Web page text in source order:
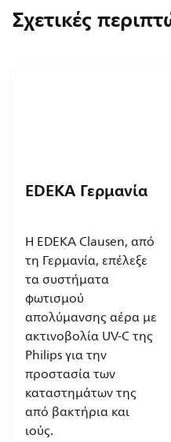
Σχετικές
EDEKA Γερμανία
Η EDEKA Clausen, από
τη Γερμανία, επέλεξε
τα συστήματα
φωτισμού
απολύμανσης αέρα με
ακτινοβολία UV-C της
Philips για την
προστασία των
καταστημάτων της
από βακτήρια και
ιούς.